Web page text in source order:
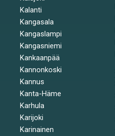
Kalanti
Kangasala
Kangaslampi
Kangasniemi
Kankaanpää
Kannonkoski
Kannus
Kanta-Häme
Karhula
Karijoki
Karinainen